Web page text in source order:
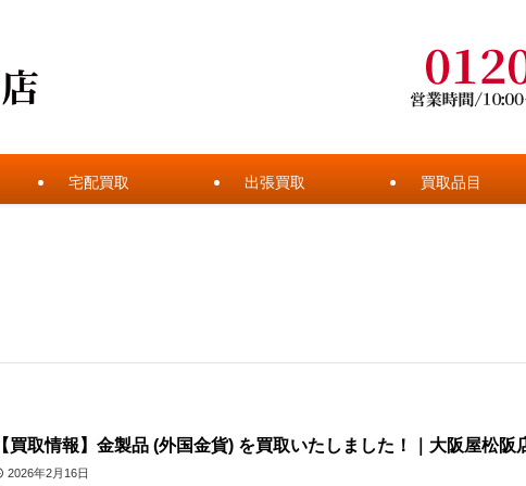
宅配買取 出張買取 買取品目
【買取情報】金製品 (外国金貨) を買取いたしました！｜大阪屋松阪
2026年2月16日